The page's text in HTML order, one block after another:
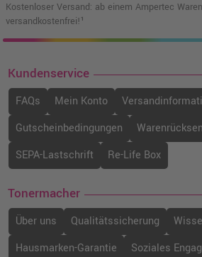
Kostenloser Versand: ab einem Ampertec
versandkostenfrei!¹
Kundenservice
FAQs Mein Konto
Gutscheinbedingungen
SEPA-Lastschrift
Re-Life Box
Tonermacher
Über uns Qualitätssicherung
Hausmarken-Garantie
Soziales